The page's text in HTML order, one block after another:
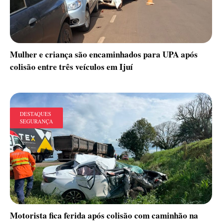
Mulher e criança são encaminhados para UPA após
colisão entre três veículos em Ijuí
DESTAQUES
SEGURANÇA
Motorista fica ferida após colisão com caminhão na